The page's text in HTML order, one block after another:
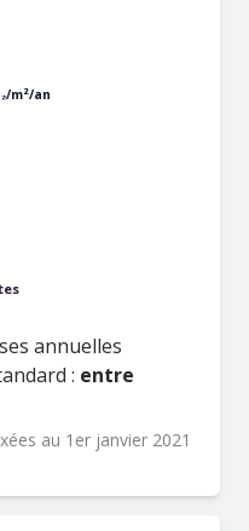
m²/an
annuelles
: entre
au 1er janvier 2021